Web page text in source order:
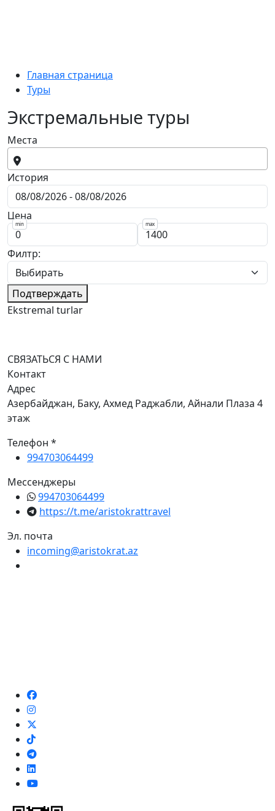
Главная страница
Туры
Экстремальные туры
Места
История
Цена
min max
Филтр:
Подтверждать
Ekstremal turlar
СВЯЗАТЬСЯ С НАМИ
Контакт
Адрес
Азербайджан, Баку, Ахмед Раджабли, Айнали Плаза 4
этаж
Телефон *
994703064499
Мессенджеры
994703064499
https://t.me/aristokrattravel
Эл. почта
incoming@aristokrat.az